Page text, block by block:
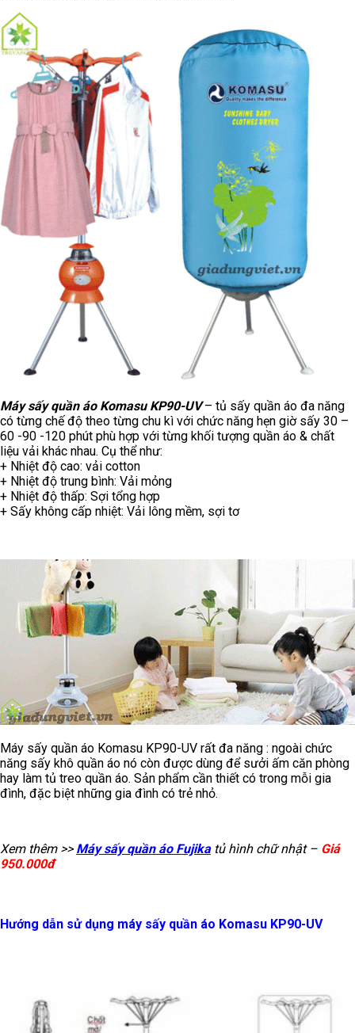
Máy sấy quần áo Komasu KP90-UV – tủ sấy quần áo đa năng
có từng chế độ theo từng chu kì với chức năng hẹn giờ sấy 30 –
60 -90 -120 phút phù hợp với từng khối tượng quần áo & chất
liệu vải khác nhau. Cụ thể như:
+ Nhiệt độ cao: vải cotton
+ Nhiệt độ trung bình: Vải mỏng
+ Nhiệt độ thấp: Sợi tổng hợp
+ Sấy không cấp nhiệt: Vải lông mềm, sợi tơ
Máy sấy quần áo Komasu KP90-UV rất đa năng : ngoài chức
năng sấy khô quần áo nó còn được dùng để sưởi ấm căn phòng
hay làm tủ treo quần áo. Sản phẩm cần thiết có trong mỗi gia
đình, đặc biệt những gia đình có trẻ nhỏ.
Xem thêm >> Máy sấy quần áo Fujikatủ hình chữ nhật – Giá
950.000đ
Hướng dẫn sử dụng máy sấy quần áo Komasu KP90-UV